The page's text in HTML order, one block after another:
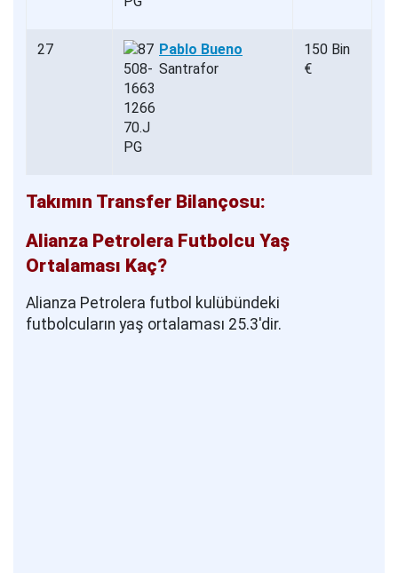
27
Pablo Bueno
Santrafor
150 Bin
€
Takımın Transfer Bilançosu:
Alianza Petrolera Futbolcu Yaş
Ortalaması Kaç?
Alianza Petrolera futbol kulübündeki
futbolcuların yaş ortalaması 25.3'dir.